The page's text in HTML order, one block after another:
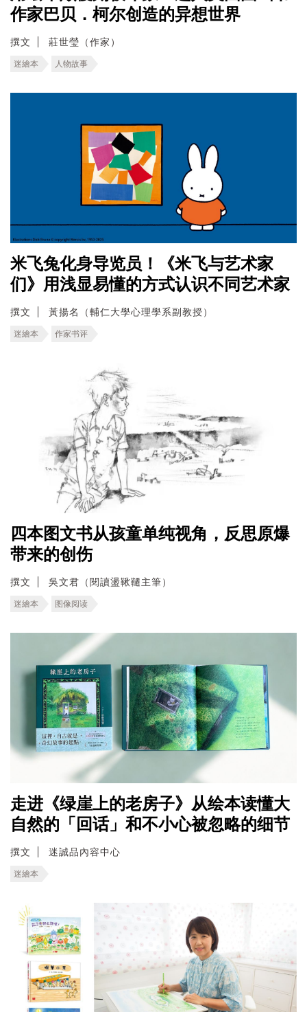
作家巴贝．柯尔创造的异想世界
撰文 莊世瑩（作家）
迷繪本 人物故事
米飞兔化身导览员！《米飞与艺术家
们》用浅显易懂的方式认识不同艺术家
撰文 黃揚名（輔仁大學心理學系副教授）
迷繪本 作家书评
四本图文书从孩童单纯视角，反思原爆
带来的创伤
撰文 吳文君（閱讀盪鞦韆主筆）
迷繪本 图像阅读
走进《绿崖上的老房子》从绘本读懂大
自然的「回话」和不小心被忽略的细节
撰文 迷誠品內容中心
迷繪本